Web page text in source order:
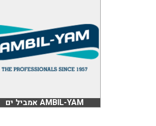
AMBIL-YAM אמביל ים